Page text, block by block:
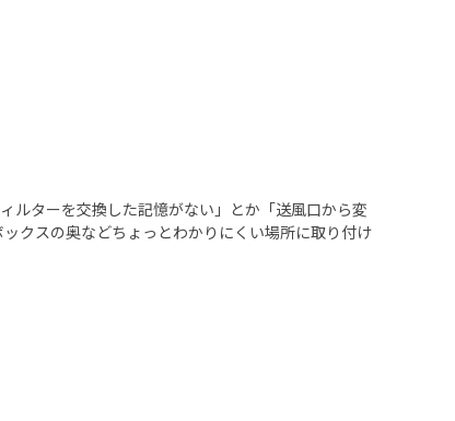
ルターを交換した記憶がない」とか「送風口から変
クスの奥などちょっとわかりにくい場所に取り付け